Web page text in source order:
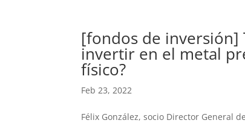
[fondos de inversión]
invertir en el metal
físico?
Feb 23, 2022
Félix González, socio Director General